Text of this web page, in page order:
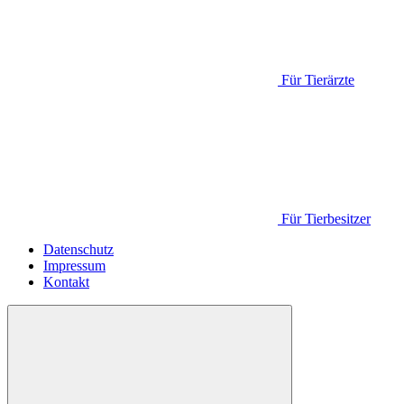
Für Tierärzte
Für Tierbesitzer
Datenschutz
Impressum
Kontakt